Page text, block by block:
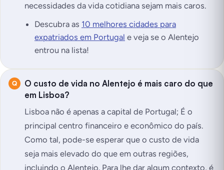
necessidades da vida cotidiana sejam mais caros.
Descubra as 10 melhores cidades para
expatriados em Portugal e veja se o Alentejo
entrou na lista!
O custo de vida no Alentejo é mais caro do que
em Lisboa?
Lisboa não é apenas a capital de Portugal; É o
principal centro financeiro e econômico do país.
Como tal, pode-se esperar que o custo de vida
seja mais elevado do que em outras regiões,
incluindo o Alentejo. Para lhe dar algum contexto, é